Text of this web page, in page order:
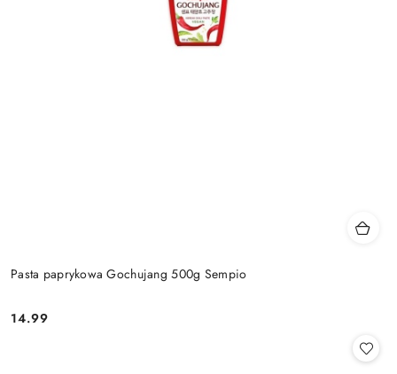
Pasta paprykowa Gochujang 500g Sempio
Cena:
14.99